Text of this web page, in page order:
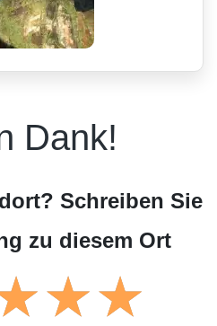
Dank!
Schreiben Sie
zu diesem Ort